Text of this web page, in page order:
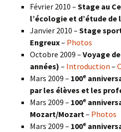
Février 2010 – Stage au
l’écologie et d’étude de
Janvier 2010 – Stage
Engreux– Photos
Octobre 2009 – Voyage
années) – Introduction –
Mars 2009 – 100e
par les élèves et les
Mars 2009 – 100e
Mozart/Mozart – Photos
Mars 2009 – 100e